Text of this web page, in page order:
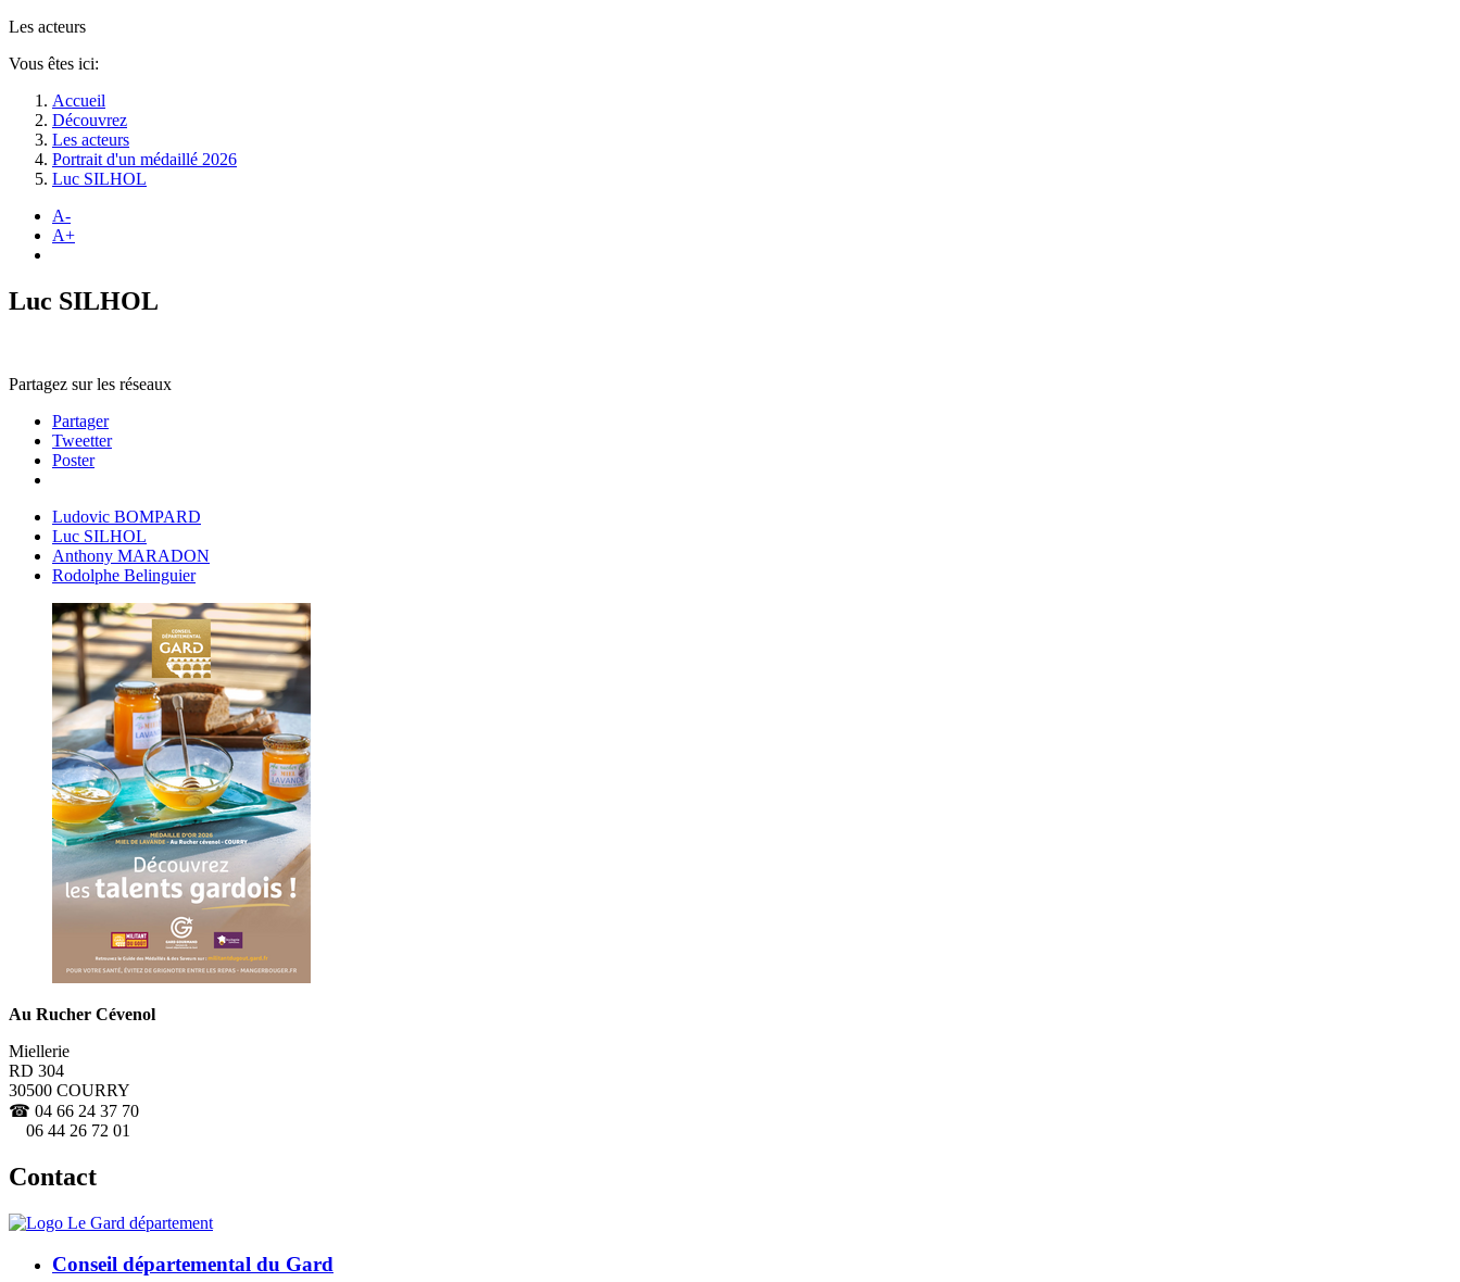
Les acteurs
Vous êtes ici:
Accueil
Découvrez
Les acteurs
Portrait d'un médaillé 2026
Luc SILHOL
A-
A+
Luc SILHOL
Partagez sur les réseaux
Partager
Tweetter
Poster
Ludovic BOMPARD
Luc SILHOL
Anthony MARADON
Rodolphe Belinguier
Au Rucher Cévenol
Miellerie
RD 304
30500 COURRY
☎ 04 66 24 37 70
06 44 26 72 01
Contact
Conseil départemental du Gard